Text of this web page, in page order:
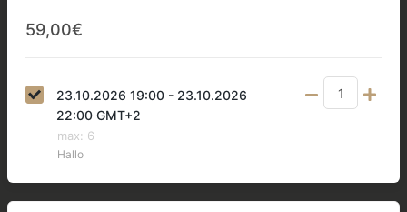
59,00€
23.10.2026 19:00 - 23.10.2026
22:00 GMT+2
max: 6
Hallo